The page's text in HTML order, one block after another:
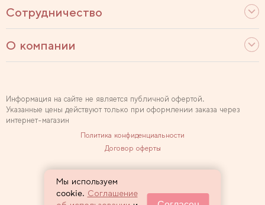
Сотрудничество
О компании
Информация на сайте не является публичной офертой.
Указанные цены действуют только при оформлении заказа через
интернет-магазин
Политика конфиденциальности
Договор оферты
Мы используем
cookie. Соглашение